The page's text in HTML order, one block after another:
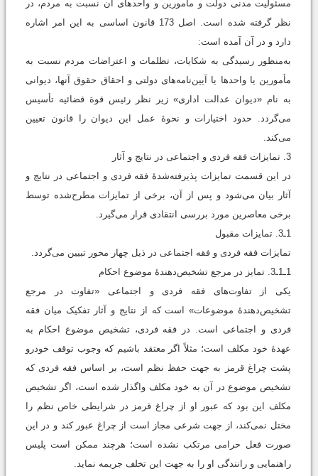
مسئولیت مدنی دولت و مأمورین و واحدهای آن نسبت به مردم، در
نظر گرفته شده است. اصل 173 قانون اساسی به این امر اشاره
دارد و در آن آمده است:
به‌منظور رسیدگی به شکایات، تظلمات و اعتراضات مردم نسبت به
مأمورین یا واحد‌ها یا آیین‌نامه‌های دولتی و احقاق حقوق آنها، دیوانی
به نام «دیوان عدالت اداری» زیر نظر رئیس قوة قضائیه تأسیس
می‌گردد. حدود اختیارات و نحوۀ عمل این دیوان را قانون تعیین
می‌کند.
3. تمایزات فقه فردی و اجتماعی در نتایج و آثار
در این قسمت تمایزات پذیرفته‌شدۀ فقه فردی و اجتماعی در نتایج و
آثار بیان می‌شود و پس از آن، برخی از تمایزات مطرح‌شده توسط
برخی معاصرین مورد بررسی انتقادی قرار می‌گیرد.
1ـ3. تمایزات مقبول
تمایزات فقه فردی و فقه اجتماعی در ذیل چهار محور تبیین می‌گردد.
1ـ1ـ3. تمایز در مرجع تشخیص‌دهندۀ موضوع احکام
یکی از تفاوت‌های فقه فردی و اجتماعی «تفاوت در مرجع
تشخیص‌دهندۀ موضوعات» است که از نتایج و آثار تفکیک میان فقه
فردی و اجتماعی است. در فقه فردی، تشخیص موضوع احکام به
عهدۀ خود مکلف است؛ مثلاً اگر معتقد باشیم که وجوب توقف خودرو
پشت چراغ قرمز به جهت حفظ نظم است، بر اساس فقه فردی که
تشخیص موضوع در آن به خود مکلف واگذار شده است، اگر تشخیص
مکلف این بود که عبور او از چراغ قرمز در شرایطی خاص نظم را
مختل نمی‌کند، از جهت شرعی مجاز است از چراغ عبور کند و در این
صورت فعل حرامی مرتکب نشده است؛ هرچند ممکن است پلیس
راهنمایی و رانندگی او را به جهت این تخلف جریمه نماید.